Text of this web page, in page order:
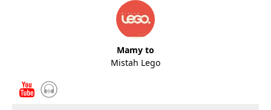
Mamy to
Mistah Lego